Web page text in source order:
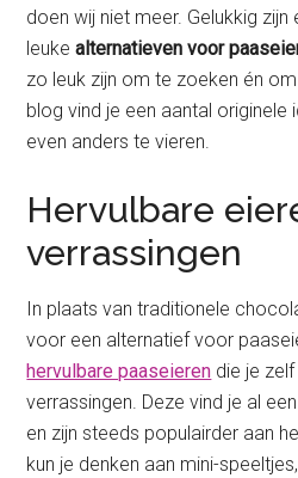
doen wij niet meer. Gelukkig
leukealternatieven voor
zo leuk zijn om te zoeken én
blog vind je een aantal originele
even anders te vieren.
Hervulbare
verrassingen
In plaats van traditionele
voor een alternatief voor
hervulbare paaseieren die je
verrassingen. Deze vind je al
en zijn steeds populairder aan
kun je denken aan mini-